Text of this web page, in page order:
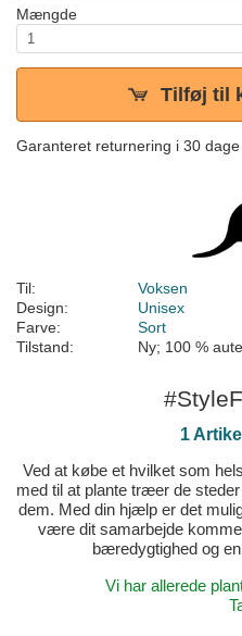
Mængde
Tilføj til
Garanteret returnering i 30 dage
Til:
Voksen
Design:
Unisex
Farve:
Sort
Tilstand:
Ny; 100 %
1 Artikel
Ved at købe et hvilket som
med til at plante træer de
dem. Med din hjælp er det
være dit samarbejde
bæredygtighed og
Vi har allerede